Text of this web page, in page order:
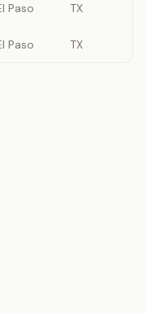
Paso TX
Paso TX